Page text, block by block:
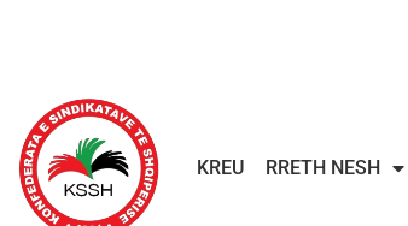
KREU RRETH NESH